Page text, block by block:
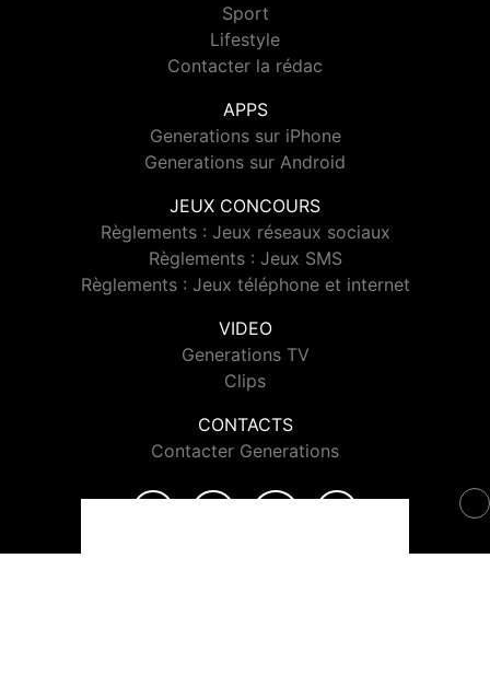
Sport
Lifestyle
Contacter la rédac
APPS
Generations sur iPhone
Generations sur Android
JEUX CONCOURS
Règlements : Jeux réseaux sociaux
Règlements : Jeux SMS
Règlements : Jeux téléphone et internet
VIDEO
Generations TV
Clips
CONTACTS
Contacter Generations